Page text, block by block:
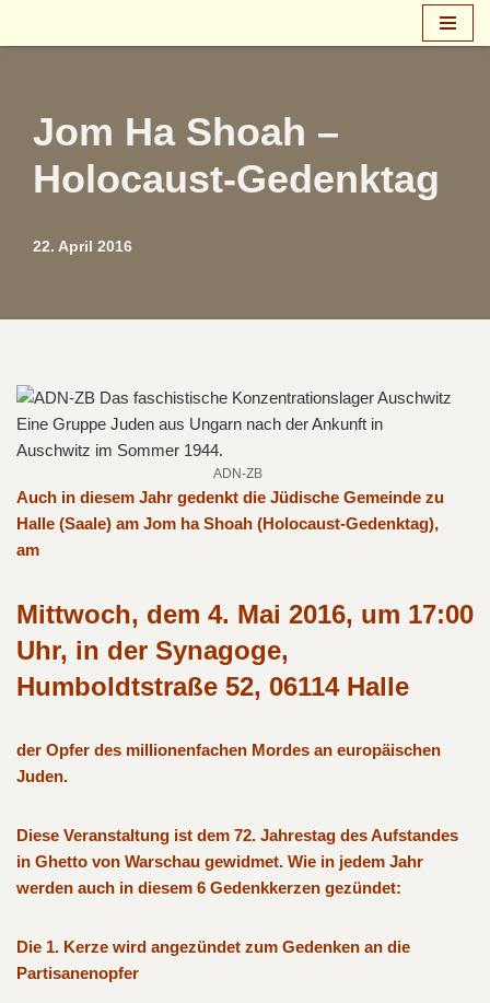
Jom Ha Shoah –
Holocaust-Gedenktag
22. April 2016
ADN-ZB
Auch in diesem Jahr gedenkt die Jüdische Gemeinde zu
Halle (Saale) am Jom ha Shoah (Holocaust-Gedenktag),
am
Mittwoch, dem 4. Mai 2016, um 17:00
Uhr, in der Synagoge,
Humboldtstraße 52, 06114 Halle
der Opfer des millionenfachen Mordes an europäischen
Juden.
Diese Veranstaltung ist dem 72. Jahrestag des Aufstandes
in Ghetto von Warschau gewidmet. Wie in jedem Jahr
werden auch in diesem 6 Gedenkkerzen gezündet:
Die 1. Kerze wird angezündet zum Gedenken an die
Partisanenopfer